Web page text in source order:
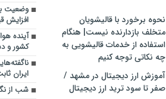
نحوه برخورد با قالیشویان
متخلف بازدارنده نیست| هنگام
استفاده از خدمات قالیشویی به
چه نکاتی توجه کنیم
آموزش ارز دیجیتال در مشهد /
صفر تا سود ترید ارز دیجیتال
افزایش
آینده
کشور و
ایران
شب از